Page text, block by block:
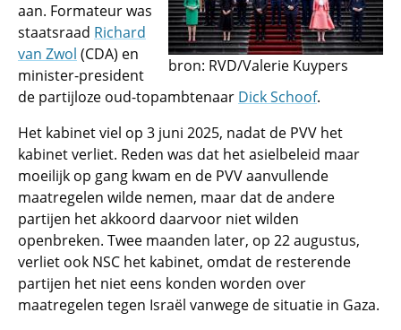
bron: RVD/Valerie Kuypers
aan. Formateur was
staatsraad Richard
van Zwol (CDA) en
minister-president
de partijloze oud-topambtenaar Dick Schoof.
Het kabinet viel op 3 juni 2025, nadat de PVV het
kabinet verliet. Reden was dat het asielbeleid maar
moeilijk op gang kwam en de PVV aanvullende
maatregelen wilde nemen, maar dat de andere
partijen het akkoord daarvoor niet wilden
openbreken. Twee maanden later, op 22 augustus,
verliet ook NSC het kabinet, omdat de resterende
partijen het niet eens konden worden over
maatregelen tegen Israël vanwege de situatie in Gaza.